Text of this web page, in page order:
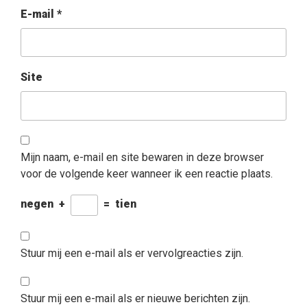
E-mail *
Site
Mijn naam, e-mail en site bewaren in deze browser
voor de volgende keer wanneer ik een reactie plaats.
negen + = tien
Stuur mij een e-mail als er vervolgreacties zijn.
Stuur mij een e-mail als er nieuwe berichten zijn.